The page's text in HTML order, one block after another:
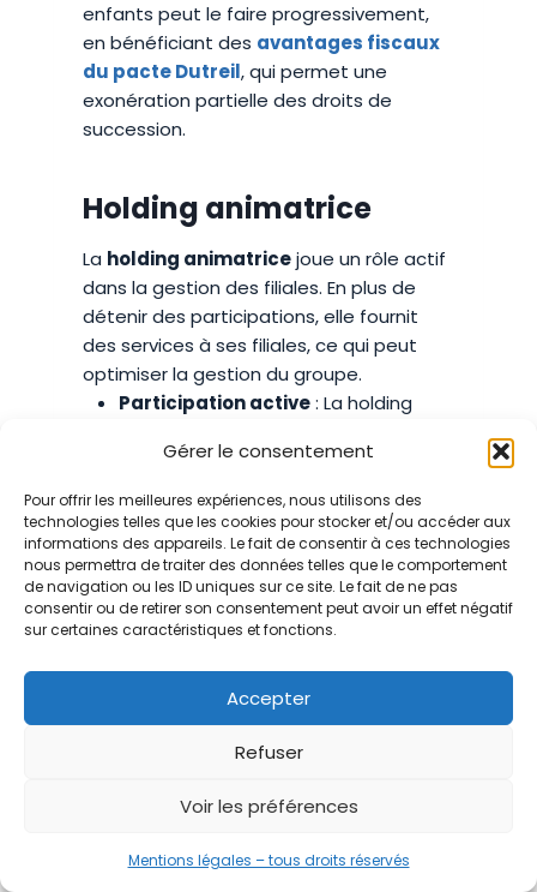
Gérer le consentement
Pour offrir les meilleures expériences, nous utilisons des
technologies telles que les cookies pour stocker et/ou accéder aux
informations des appareils. Le fait de consentir à ces technologies
nous permettra de traiter des données telles que le comportement
de navigation ou les ID uniques sur ce site. Le fait de ne pas
consentir ou de retirer son consentement peut avoir un effet négatif
sur certaines caractéristiques et fonctions.
Accepter
Refuser
Voir les préférences
Mentions légales – tous droits réservés
enfants peut le faire progressivement,
en bénéficiant des avantages fiscaux
du pacte Dutreil, qui permet une
exonération partielle des droits de
succession.
Holding animatrice
La holding animatricejoue un rôle actif
dans la gestion des filiales. En plus de
détenir des participations, elle fournit
des services à ses filiales, ce qui peut
optimiser la gestion du groupe.
Participation active: La holding
gestion stratégique et
opérationnelle des filiales. Elle peut
fournir des services administratifs,
juridiques, comptables, et financiers,
ce qui permet de mutualiser les
ressources et de réaliser des
économies d’échelle.
: Une holding animatrice gère
les ressources humaines et les services
informatiques pour toutes ses filiales,
l’efficacité des opérations.
animatrice peut bénéficier de